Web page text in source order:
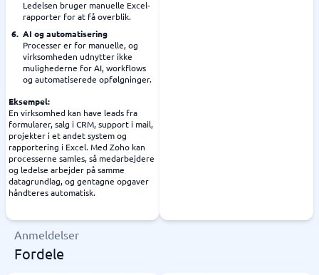
Ledelsen bruger manuelle Excel-
rapporter for at få overblik.
AI og automatisering
Processer er for manuelle, og
virksomheden udnytter ikke
mulighederne for AI, workflows
og automatiserede opfølgninger.
Eksempel:
En virksomhed kan have leads fra
formularer, salg i CRM, support i mail,
projekter i et andet system og
rapportering i Excel. Med Zoho kan
processerne samles, så medarbejdere
og ledelse arbejder på samme
datagrundlag, og gentagne opgaver
håndteres automatisk.
Anmeldelser
Fordele